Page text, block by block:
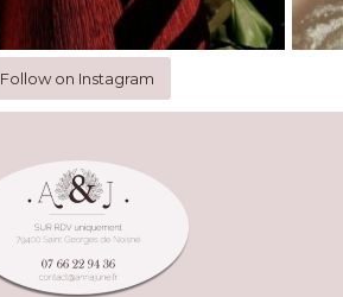
Follow on Instagram